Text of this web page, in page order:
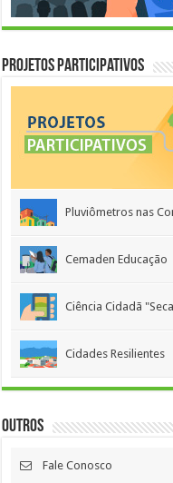
Projetos Participativos
Pluviômetros nas
Cemaden Educação
Ciência Cidadã
Cidades Resilientes
Outros
Fale Conosco